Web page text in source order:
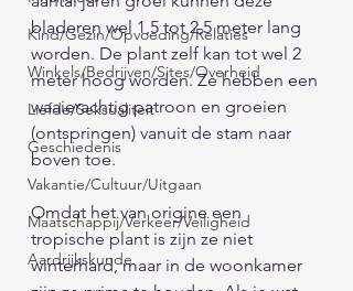
Kind/Gezin/Opvoeding/Relaties
Winkels/Bedrijven/Sites/Overheid
Liefde/Seksualiteit
Geschiedenis
Vakantie/Cultuur/Uitgaan
Maatschappij/Verkeer/Veiligheid
Aardrijkskunde
bladeren wel 1,5 tot 2,5 meter lang
worden. De plant zelf kan tot wel 2
meter hoog worden. Ze hebben een
waaierachtig patroon en groeien
(ontspringen) vanuit de stam naar
boven toe.
Omdat het van origine een
tropische plant is zijn ze niet
winterhard, maar in de woonkamer